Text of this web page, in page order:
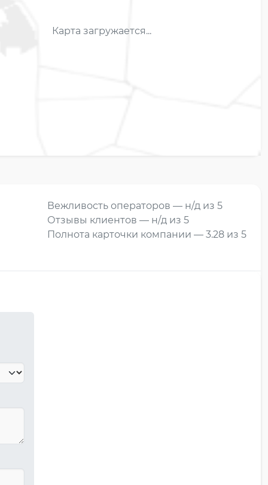
Карта загружается...
Вежливость операторов — н/д из 5
Отзывы клиентов — н/д из 5
Полнота карточки компании — 3.28 из 5